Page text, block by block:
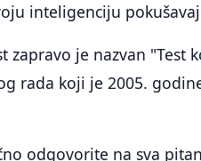
inteligenciju
zapravo je nazvan
rada koji je 2005.
odgovorite na sva